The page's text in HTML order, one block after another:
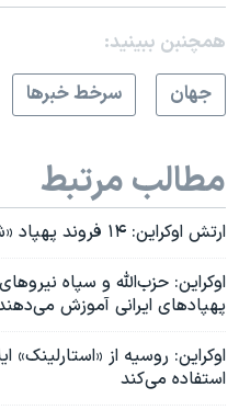
همچنبن ببینید:
جهان
سرخط خبرها
مطالب مرتبط
ارتش اوکراین: ۱۴ فروند پهپاد «شاهد ساخت ایران» را منهدم کردیم
اوکراین: حزب‌الله و سپاه
پهپادهای ایرانی آموزش
اوکراین: روسیه از
استفاده می‌کند